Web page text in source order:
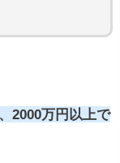
2000万円以上で